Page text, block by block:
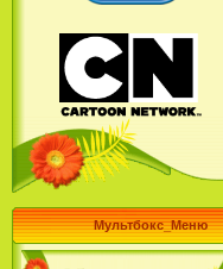
Мультбокс_Меню